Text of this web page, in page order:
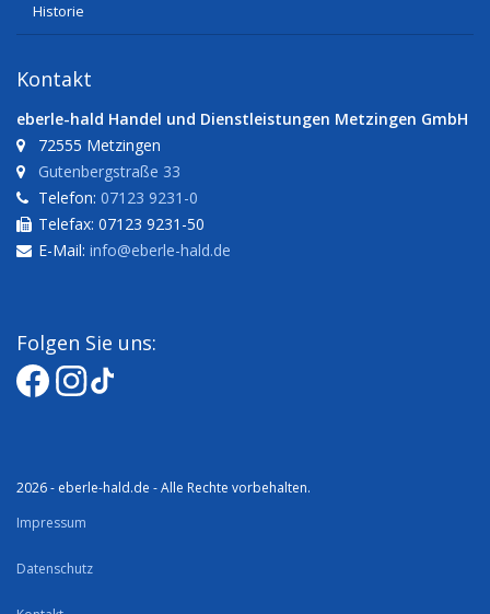
Historie
Kontakt
eberle-hald Handel und Dienstleistungen Metzingen GmbH
72555 Metzingen
Gutenbergstraße 33
Telefon: 07123 9231-0
Telefax: 07123 9231-50
E-Mail: info@eberle-hald.de
Folgen Sie uns:
2026 - eberle-hald.de - Alle Rechte vorbehalten.
Impressum
Datenschutz